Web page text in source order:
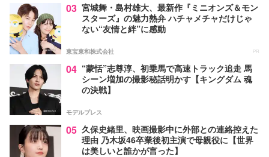
03 宮城舞・島村雄大、最新作『ミニオンズ＆モン
スターズ』の魅力熱弁 ハチャメチャだけじゃ
ない“友情と絆”に感動
東宝東和株式会社 PR
04 “蒙恬”志尊淳、初乗馬で高速トラック追走 馬
シーン増加の撮影秘話明かす【キングダム 魂
の決戦】
モデルプレス
05 久保史緒里、映画撮影中に外部との連絡控えた
理由 乃木坂46卒業後初主演で母親役に【世界
は美しいと誰かが言った】